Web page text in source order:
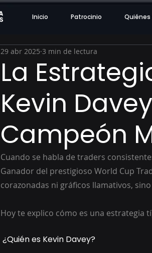
Inicio Patrocinio
La
Kevin
Campeón
29 abr 2025 3 min de lectura
Cuando se habla de traders
Ganador del prestigioso World Cup
corazonadas ni gráficos llamativos,
Hoy te explico cómo es una estrategia
¿Quién es Kevin Davey?